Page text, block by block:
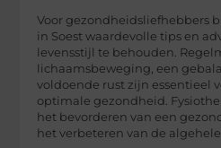
Voor gezondheidsliefhebbers
in Soest waardevolle tips en
levensstijl te behouden.
lichaamsbeweging, een
voldoende rust zijn essentieel
optimale gezondheid.
het bevorderen van een
het verbeteren van de